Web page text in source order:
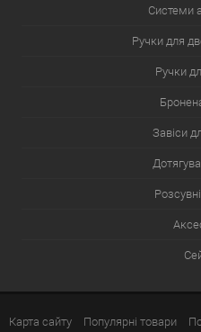
Системи
Ручки для
Ручки
Завіси
Карта сайту Популярні товари